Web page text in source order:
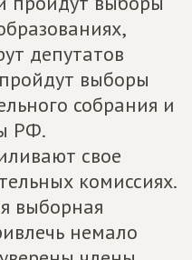
депутатов
выборы
собрания и
РФ.
свое
комиссиях.
выборная
немало